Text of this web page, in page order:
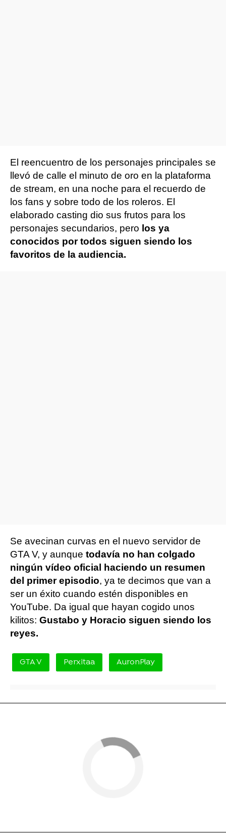
El reencuentro de los personajes principales se
llevó de calle el minuto de oro en la plataforma
de stream, en una noche para el recuerdo de
los fans y sobre todo de los roleros. El
elaborado casting dio sus frutos para los
personajes secundarios, pero los ya
conocidos por todos siguen siendo los
favoritos de la audiencia.
Se avecinan curvas en el nuevo servidor de
GTA V, y aunque todavía no han colgado
ningún vídeo oficial haciendo un resumen
del primer episodio, ya te decimos que van a
ser un éxito cuando estén disponibles en
YouTube. Da igual que hayan cogido unos
kilitos: Gustabo y Horacio siguen siendo los
reyes.
GTA V Perxitaa AuronPlay